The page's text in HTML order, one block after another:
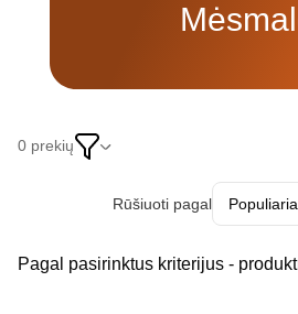
0 prekių
Rūšiuoti pagal
Pagal pasirinktus kriterijus -